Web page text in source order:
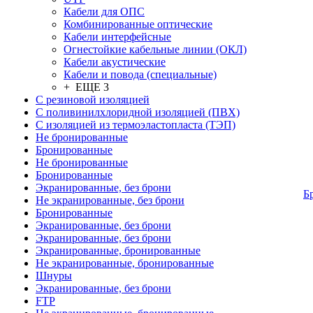
Кабели для ОПС
Комбинированные оптические
Кабели интерфейсные
Огнестойкие кабельные линии (ОКЛ)
Кабели акустические
Кабели и повода (специальные)
+ ЕЩЕ 3
С резиновой изоляцией
С поливинилхлоридной изоляцией (ПВХ)
С изоляцией из термоэластопласта (ТЭП)
Не бронированные
Бронированные
Не бронированные
Бронированные
Экранированные, без брони
Не экранированные, без брони
Бронированные
Экранированные, без брони
Экранированные, без брони
Экранированные, бронированные
Не экранированные, бронированные
Шнуры
Экранированные, без брони
FTP